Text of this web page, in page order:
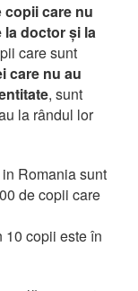
copii care nu
la doctor și la
care sunt
care nu au
, sunt
la rândul lor
Romania sunt
de copii care
10 copii este în